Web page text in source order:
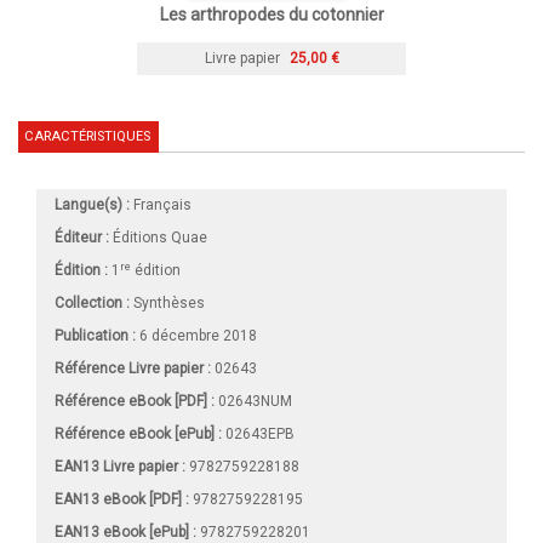
Les arthropodes du cotonnier
Livre papier 25,00 €
CARACTÉRISTIQUES
Langue(s) : Français
Éditeur : Éditions Quae
Édition : 1 re édition
Collection : Synthèses
Publication : 6 décembre 2018
Référence Livre papier : 02643
Référence eBook [PDF] : 02643NUM
Référence eBook [ePub] : 02643EPB
EAN13 Livre papier : 9782759228188
EAN13 eBook [PDF] : 9782759228195
EAN13 eBook [ePub] : 9782759228201